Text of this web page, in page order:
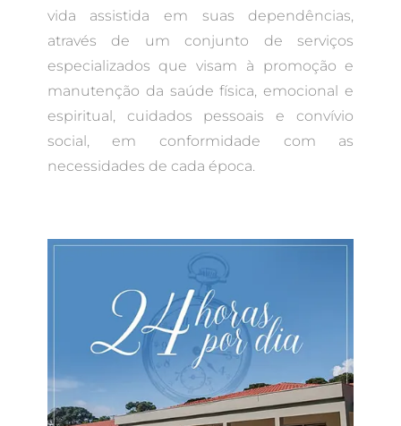
vida assistida em suas dependências,
através de um conjunto de serviços
especializados que visam à promoção e
manutenção da saúde física, emocional e
espiritual, cuidados pessoais e convívio
social, em conformidade com as
necessidades de cada época.